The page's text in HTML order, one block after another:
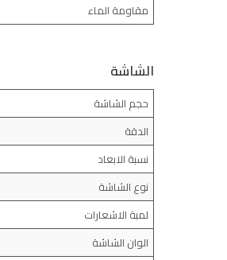
مقاومة الماء
الشاشة
حجم الشاشة
الدقة
نسبة الابعاد
نوع الشاشة
لمبة الاشعارات
الوان الشاشة